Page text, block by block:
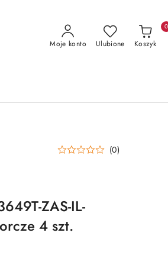
Moje konto Ulubione Koszyk
0
(0)
ZAS-IL-
4 szt.